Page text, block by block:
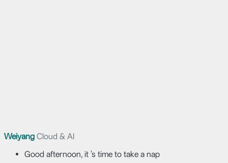
Weiyang Cloud & AI
Good afternoon, it 's time to take a nap